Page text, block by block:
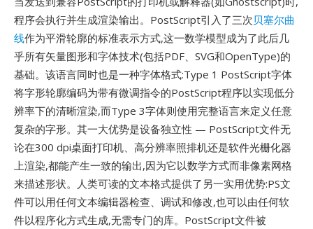
程序会执行并生成渲染输出。PostScript引入了三次贝塞尔曲
线作为平滑轮廓的标准表示方式,这一数学模型成为了此后几
乎所有矢量图形和字体技术(包括PDF、SVG和OpenType)的
基础。该语言同时也是一种字体格式:Type 1 PostScript字体
将字形轮廓编码为带有微调指令的PostScript程序以实现低分
辨率下的清晰渲染,而Type 3字体则使用完整语言来定义任意
复杂的字形。其一大优势是设备独立性 — PostScript文件无
论在300 dpi桌面打印机、高分辨率照排机还是软件光栅化器
上渲染,都能产生一致的输出,因为它以数学方式而非像素网格
来描述形状。人类可读的文本格式提供了另一实用优势:PS文
件可以用任何文本编辑器检查、调试和修改,也可以由任何软
件以程序化方式生成,无需专门的库。PostScript文件被